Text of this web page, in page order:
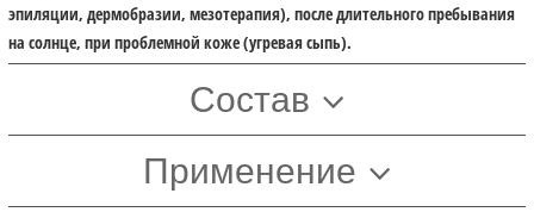
эпиляции, дермобразии, мезотерапия), после длительного пребывания
на солнце, при проблемной коже (угревая сыпь).
Состав
Применение